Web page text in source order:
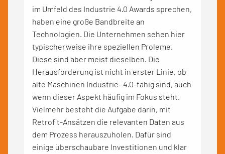
im Umfeld des Industrie 4.0 Awards sprechen,
haben eine große Bandbreite an
Technologien. Die Unternehmen sehen hier
typischerweise ihre speziellen Proleme.
Diese sind aber meist dieselben. Die
Herausforderung ist nicht in erster Linie, ob
alte Maschinen Industrie- 4.0-fähig sind, auch
wenn dieser Aspekt häufig im Fokus steht.
Vielmehr besteht die Aufgabe darin, mit
Retrofit-Ansätzen die relevanten Daten aus
dem Prozess herauszuholen. Dafür sind
einige überschaubare Investitionen und klar